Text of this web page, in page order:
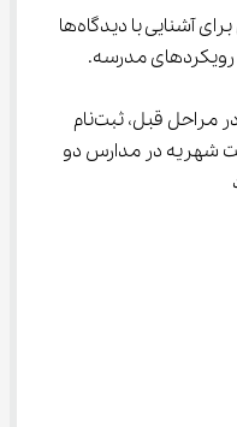
مصاحبه با والدین: جلسه‌ای برای آشنایی با دیدگاه‌ها
رویکردهای مدرسه.
ثبت ‌نام نهایی: پس از قبولی در مراحل قبل، ثبت‌نام
شهریه در مدارس دو